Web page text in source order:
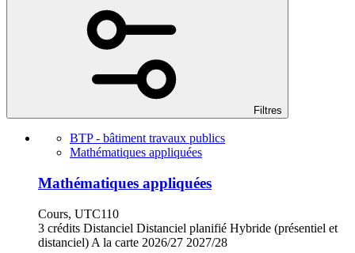
Filtres
BTP - bâtiment travaux publics
Mathématiques appliquées
Mathématiques appliquées
Cours, UTC110
3 crédits Distanciel Distanciel planifié Hybride (présentiel et
distanciel) A la carte 2026/27 2027/28